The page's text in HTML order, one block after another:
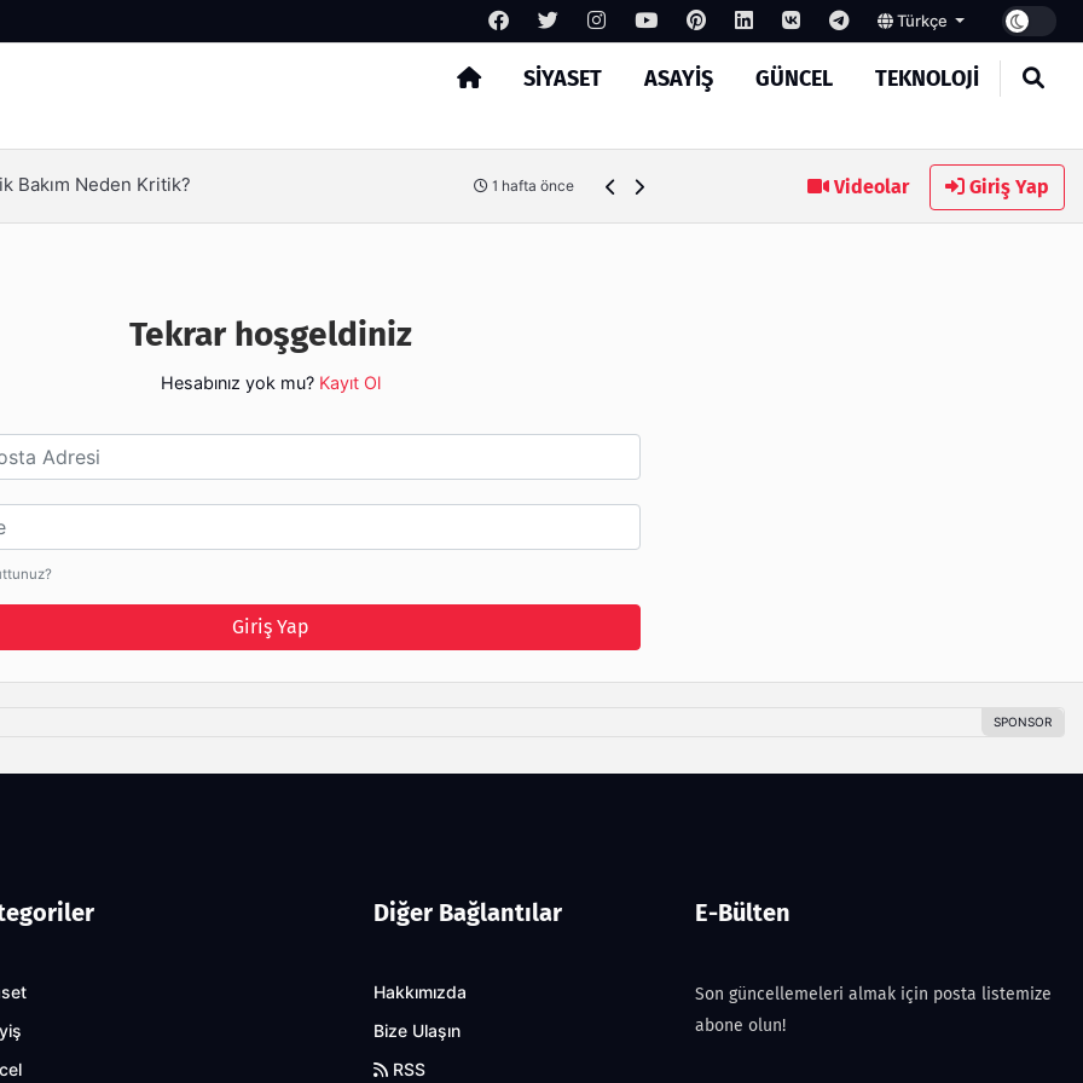
Türkçe
SIYASET ASAYIŞ GÜNCEL TEKNOLOJI
Arama
Bakım Neden Kritik? 1 hafta önce Ambalaj Süreçlerinde Yeni Nesil Verimliliği Olimpack ile
Videolar Giriş Yap
Tekrar hoşgeldiniz
Hesabınız yok mu? Kayıt Ol
Giriş Yap
Diğer Bağlantılar
Hakkımızda
Bize Ulaşın
RSS
E-Bülten
Son güncellemeleri almak için posta listemize
abone olun!